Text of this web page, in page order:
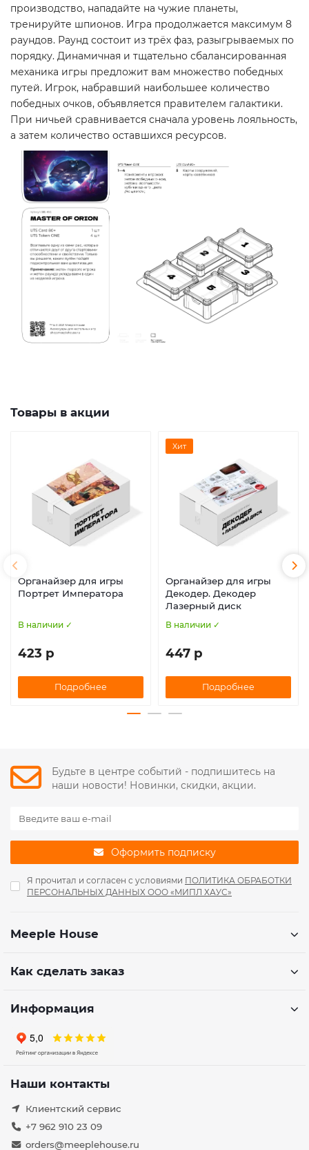
производство, нападайте на чужие планеты,
тренируйте шпионов. Игра продолжается максимум 8
раундов. Раунд состоит из трёх фаз, разыгрываемых по
порядку. Динамичная и тщательно сбалансированная
механика игры предложит вам множество победных
путей. Игрок, набравший наибольшее количество
победных очков, объявляется правителем галактики.
При ничьей сравнивается сначала уровень лояльность,
а затем количество оставшихся ресурсов.
Товары в акции
Органайзер для игры
Портрет Императора
В наличии ✓
423 р
Подробнее
Хит
Органайзер для игры
Декодер. Декодер
Лазерный диск
В наличии ✓
447 р
Подробнее
Будьте в центре событий - подпишитесь на
наши новости! Новинки, скидки, акции.
Оформить подписку
Я прочитал и согласен с условиями ПОЛИТИКА ОБРАБОТКИ
ПЕРСОНАЛЬНЫХ ДАННЫХ ООО «МИПЛ ХАУС»
Meeple House
Как сделать заказ
Информация
Наши контакты
Клиентский сервис
+7 962 910 23 09
orders@meeplehouse.ru